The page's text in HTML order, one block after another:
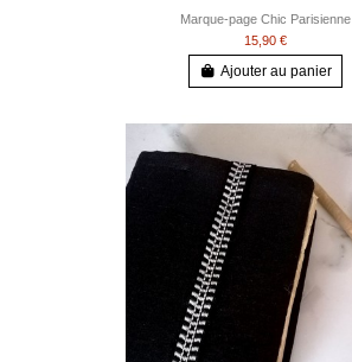
Marque-page Chic Parisienne
15,90 €
Ajouter au panier